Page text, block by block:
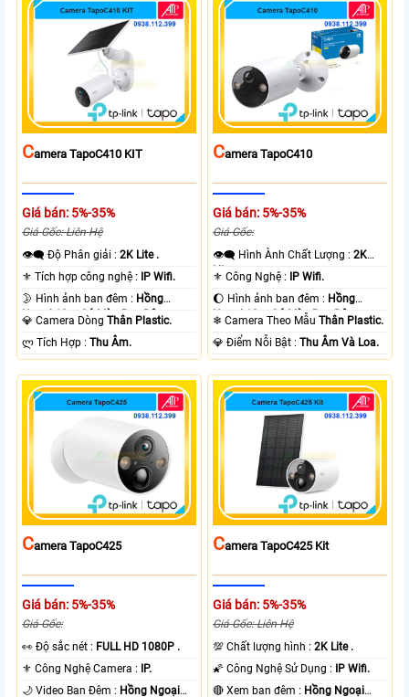
CAmera TapoC410 KIT
Giá bán: 5%-35%
Giá Gốc: Liên Hệ
👁️‍🗨 Độ Phân giải :2K Lite .
⚜️ Tích hợp công nghệ :
IP Wifi.
🌛 Hình ảnh ban đêm : Hồng
Ngoại 10m Có Màu Ban Ðêm.
💎 Camera DòngThân Plastic.
️ლ Tích Hợp :Thu Âm.
CAmera TapoC410
Giá bán: 5%-35%
Giá Gốc:
👁️‍🗨 Hình Ành Chất Lượng :2K
Lite .
⚜️ Công Nghệ :
IP Wifi.
🌔 Hình ảnh ban đêm : Hồng
Ngoại 10m Có Màu Ban Ðêm.
❄ Camera Theo MẫuThân Plastic.
️💎 Điểm Nỗi Bật :Thu Âm Và Loa.
CAmera TapoC425
Giá bán: 5%-35%
Giá Gốc:
️👀 Độ sắc nét : FULL HD 1080P .
⚜️ Công Nghệ Camera :
IP.
🌙 Video Ban Đêm : Hồng Ngoại
CAmera TapoC425 Kit
Giá bán: 5%-35%
Giá Gốc: Liên Hệ
💯 Chất lượng hình :2K Lite .
🌠 Công Nghệ Sử Dụng :
IP Wifi.
🔴 Xem ban đêm : Hồng Ngoại